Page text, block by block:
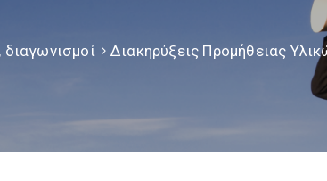
διαγωνισμοί
Διακηρύξεις Προμήθειας